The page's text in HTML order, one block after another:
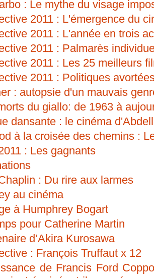
: Le mythe du visage
2011 : L'émergence du
2011 : L'année en trois
2011 : Palmarès
2011 : Les 25 meilleurs
2011 : Politiques
: autopsie d'un mauvais
du giallo: de 1963 à
dansante : le cinéma
à la croisée des chemins :
: Les gagnants
: Du rire aux larmes
au cinéma
à Humphrey Bogart
pour Catherine Martin
d’Akira Kurosawa
: François Truffaut x 12
de Francis Ford